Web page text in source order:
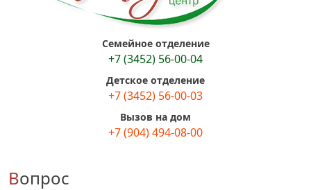
Семейное отделение
+7 (3452) 56-00-04
Детское отделение
+7 (3452) 56-00-03
Вызов на дом
+7 (904) 494-08-00
Вопрос